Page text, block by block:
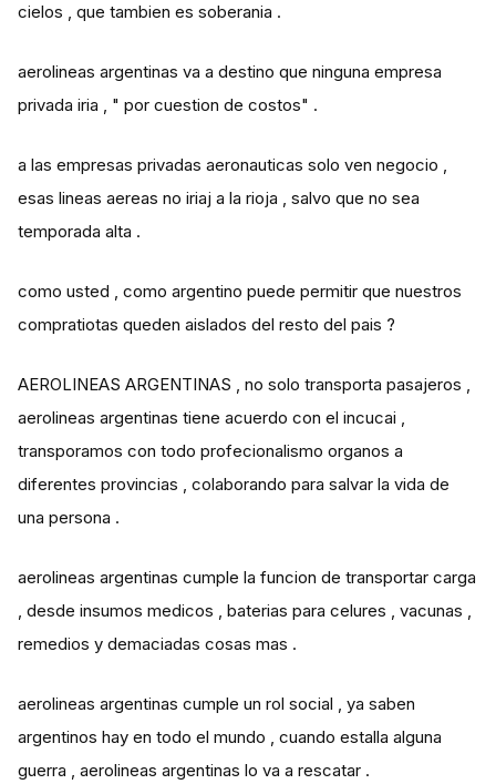
cielos , que tambien es soberania .
aerolineas argentinas va a destino que ninguna empresa
privada iria , " por cuestion de costos" .
a las empresas privadas aeronauticas solo ven negocio ,
esas lineas aereas no iriaj a la rioja , salvo que no sea
temporada alta .
como usted , como argentino puede permitir que nuestros
compratiotas queden aislados del resto del pais ?
AEROLINEAS ARGENTINAS , no solo transporta pasajeros ,
aerolineas argentinas tiene acuerdo con el incucai ,
transporamos con todo profecionalismo organos a
diferentes provincias , colaborando para salvar la vida de
una persona .
aerolineas argentinas cumple la funcion de transportar carga
, desde insumos medicos , baterias para celures , vacunas ,
remedios y demaciadas cosas mas .
aerolineas argentinas cumple un rol social , ya saben
argentinos hay en todo el mundo , cuando estalla alguna
guerra , aerolineas argentinas lo va a rescatar .